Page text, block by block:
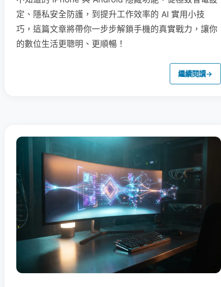
定、隱私安全防護，到提升工作效率的 AI 實用小技
巧，這篇文章將帶你一步步解鎖手機的真實戰力，讓你
的數位生活更聰明、更順暢！
繼續閱讀→